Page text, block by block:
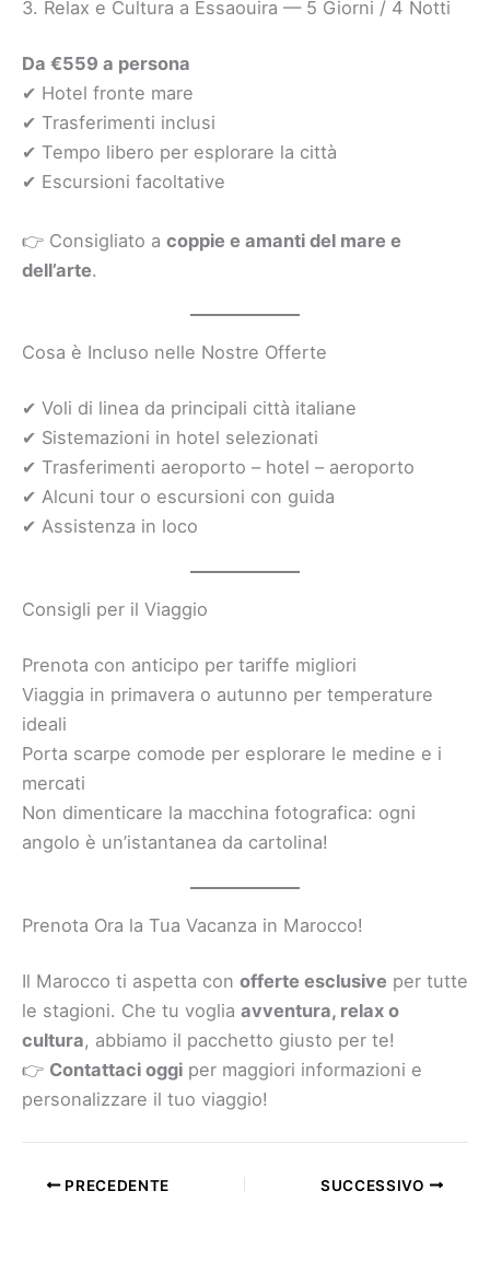
3. Relax e Cultura a Essaouira — 5 Giorni / 4 Notti
Da €559 a persona
✔ Hotel fronte mare
✔ Trasferimenti inclusi
✔ Tempo libero per esplorare la città
✔ Escursioni facoltative
👉 Consigliato a coppie e amanti del mare e
dell’arte.
Cosa è Incluso nelle Nostre Offerte
✔ Voli di linea da principali città italiane
✔ Sistemazioni in hotel selezionati
✔ Trasferimenti aeroporto – hotel – aeroporto
✔ Alcuni tour o escursioni con guida
✔ Assistenza in loco
Consigli per il Viaggio
Prenota con anticipo per tariffe migliori
Viaggia in primavera o autunno per temperature
ideali
Porta scarpe comode per esplorare le medine e i
mercati
Non dimenticare la macchina fotografica: ogni
angolo è un’istantanea da cartolina!
Prenota Ora la Tua Vacanza in Marocco!
Il Marocco ti aspetta con offerte esclusive per tutte
le stagioni. Che tu voglia avventura, relax o
cultura, abbiamo il pacchetto giusto per te!
👉 Contattaci oggi per maggiori informazioni e
personalizzare il tuo viaggio!
PRECEDENTE SUCCESSIVO